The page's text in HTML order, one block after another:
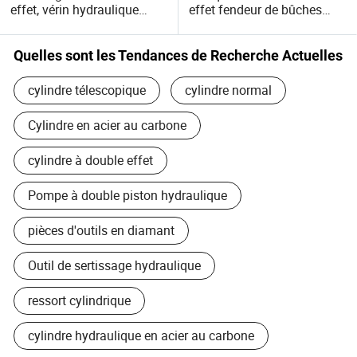
Europe, Amérique du Nord, Amérique du Sud, Afrique du
Sud... etc
Avec un contrôle de qualité strict avant expédition pendant
la production, nous fournissons des produits de qualité
geat et prix compétitif.
Nous savons ce que le client attend. La qualité à elle seule
n'est pas le seul critère, la flexibilité et le service
transforment également un fournisseur en partenaire.
effet, vérin hydraulique
pour chariot élévateur
effet fendeur de bûches
direction hydraulique
chariot élévateur cylindre
Quelles sont les Tendances de Recherche Actuelles
cylindre télescopique cylindre normal
Cylindre en acier au carbone
cylindre à double effet
Pompe à double piston hydraulique
pièces d'outils en diamant
Outil de sertissage hydraulique
ressort cylindrique
cylindre hydraulique en acier au carbone